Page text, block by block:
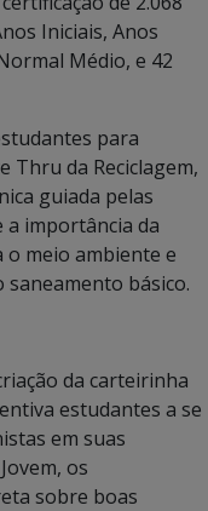
Iniciais, Anos
Médio, e 42
para
Thru da Reciclagem,
guiada pelas
a importância da
meio ambiente e
saneamento básico.
da carteirinha
estudantes a se
em suas
os
sobre boas